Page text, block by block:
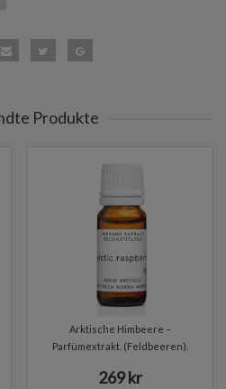
Produkte
Arktische Himbeere –
Parfümextrakt. (Feldbeeren).
269 kr